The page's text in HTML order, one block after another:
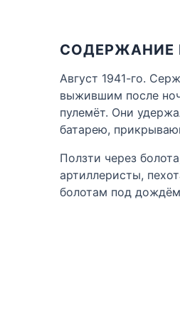
СОДЕРЖАНИЕ
Август 1941-го.
выжившим после
пулемёт. Они
батарею,
Ползти через
артиллеристы,
болотам под